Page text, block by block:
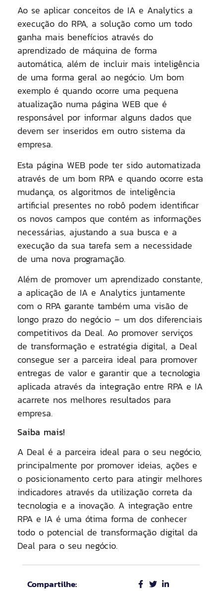
Ao se aplicar conceitos de IA e Analytics a
execução do RPA, a solução como um todo
ganha mais benefícios através do
aprendizado de máquina de forma
automática, além de incluir mais inteligência
de uma forma geral ao negócio. Um bom
exemplo é quando ocorre uma pequena
atualização numa página WEB que é
responsável por informar alguns dados que
devem ser inseridos em outro sistema da
empresa.
Esta página WEB pode ter sido automatizada
através de um bom RPA e quando ocorre esta
mudança, os algoritmos de inteligência
artificial presentes no robô podem identificar
os novos campos que contém as informações
necessárias, ajustando a sua busca e a
execução da sua tarefa sem a necessidade
de uma nova programação.
Além de promover um aprendizado constante,
a aplicação de IA e Analytics juntamente
com o RPA garante também uma visão de
longo prazo do negócio – um dos diferenciais
competitivos da Deal. Ao promover serviços
de transformação e estratégia digital, a Deal
consegue ser a parceira ideal para promover
entregas de valor e garantir que a tecnologia
aplicada através da integração entre RPA e IA
acarrete nos melhores resultados para
empresa.
Saiba mais!
A Deal é a parceira ideal para o seu negócio,
principalmente por promover ideias, ações e
o posicionamento certo para atingir melhores
indicadores através da utilização correta da
tecnologia e a inovação. A integração entre
RPA e IA é uma ótima forma de conhecer
todo o potencial de transformação digital da
Deal para o seu negócio.
Compartilhe: